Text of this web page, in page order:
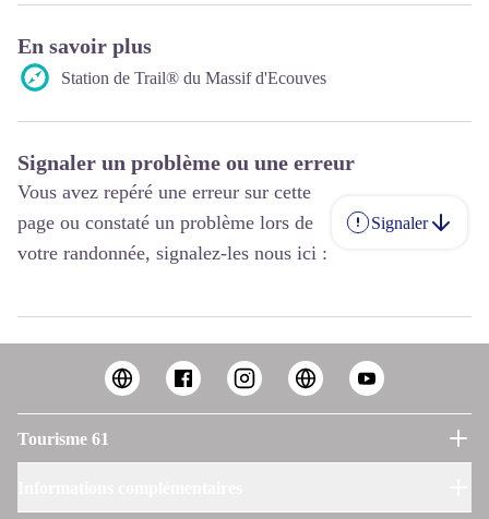
En savoir plus
Station de Trail® du Massif d'Ecouves
Signaler un problème ou une erreur
Vous avez repéré une erreur sur cette
page ou constaté un problème lors de
votre randonnée, signalez-les nous ici :
Signaler
Tourisme 61